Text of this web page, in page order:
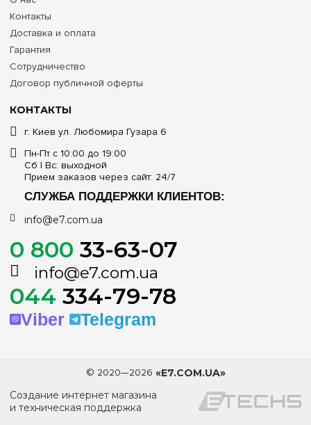
КОНТАКТЫ
г. Киев ул. Любомира Гузара 6
Пн-Пт с 10:00 до 19:00
Сб | Вс: выходной
Прием заказов через сайт: 24/7
СЛУЖБА ПОДДЕРЖКИ КЛИЕНТОВ:
info@e7.com.ua
0 800 33-63-07
info@e7.com.ua
044 334-79-78
Viber Telegram
Контакты
Доставка и оплата
Гарантия
Сотрудничество
Договор публичной оферты
© 2020—2026 «E7.COM.UA»
Создание интернет магазина
и техническая поддержка